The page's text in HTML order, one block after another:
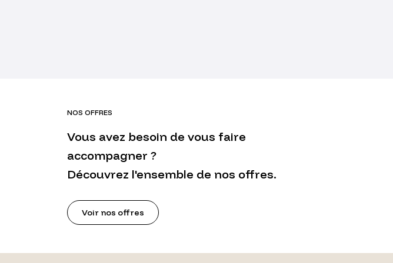
NOS OFFRES
Vous avez besoin de vous faire
accompagner ?
Découvrez l'ensemble de nos offres.
Voir nos offres